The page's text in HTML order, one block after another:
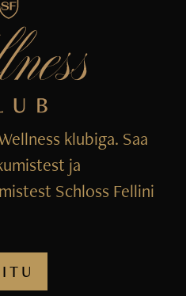
klubiga. Saa
ja
Schloss Fellini